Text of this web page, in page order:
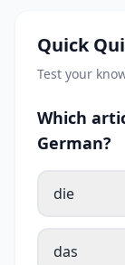
Quick
Test your
Which
German?
die
das